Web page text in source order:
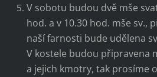
V sobotu budou dvě mše
hod. a v 10.30 hod. mše sv.,
naší farnosti bude udělena
V kostele budou připravena
a jejich kmotry, tak prosíme